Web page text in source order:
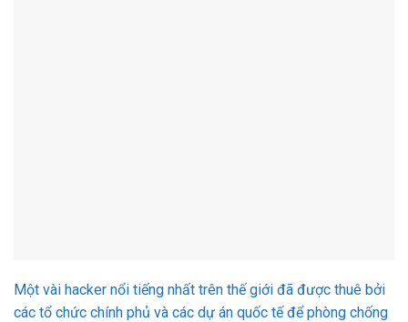
Thỉnh thoảng, sẽ tốt hơn nếu bạn tự tay dừng tất cả mọi tiến